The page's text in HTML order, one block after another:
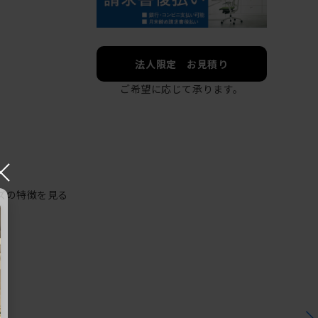
法人限定 お見積り
ご希望に応じて承ります。
の特徴を見る